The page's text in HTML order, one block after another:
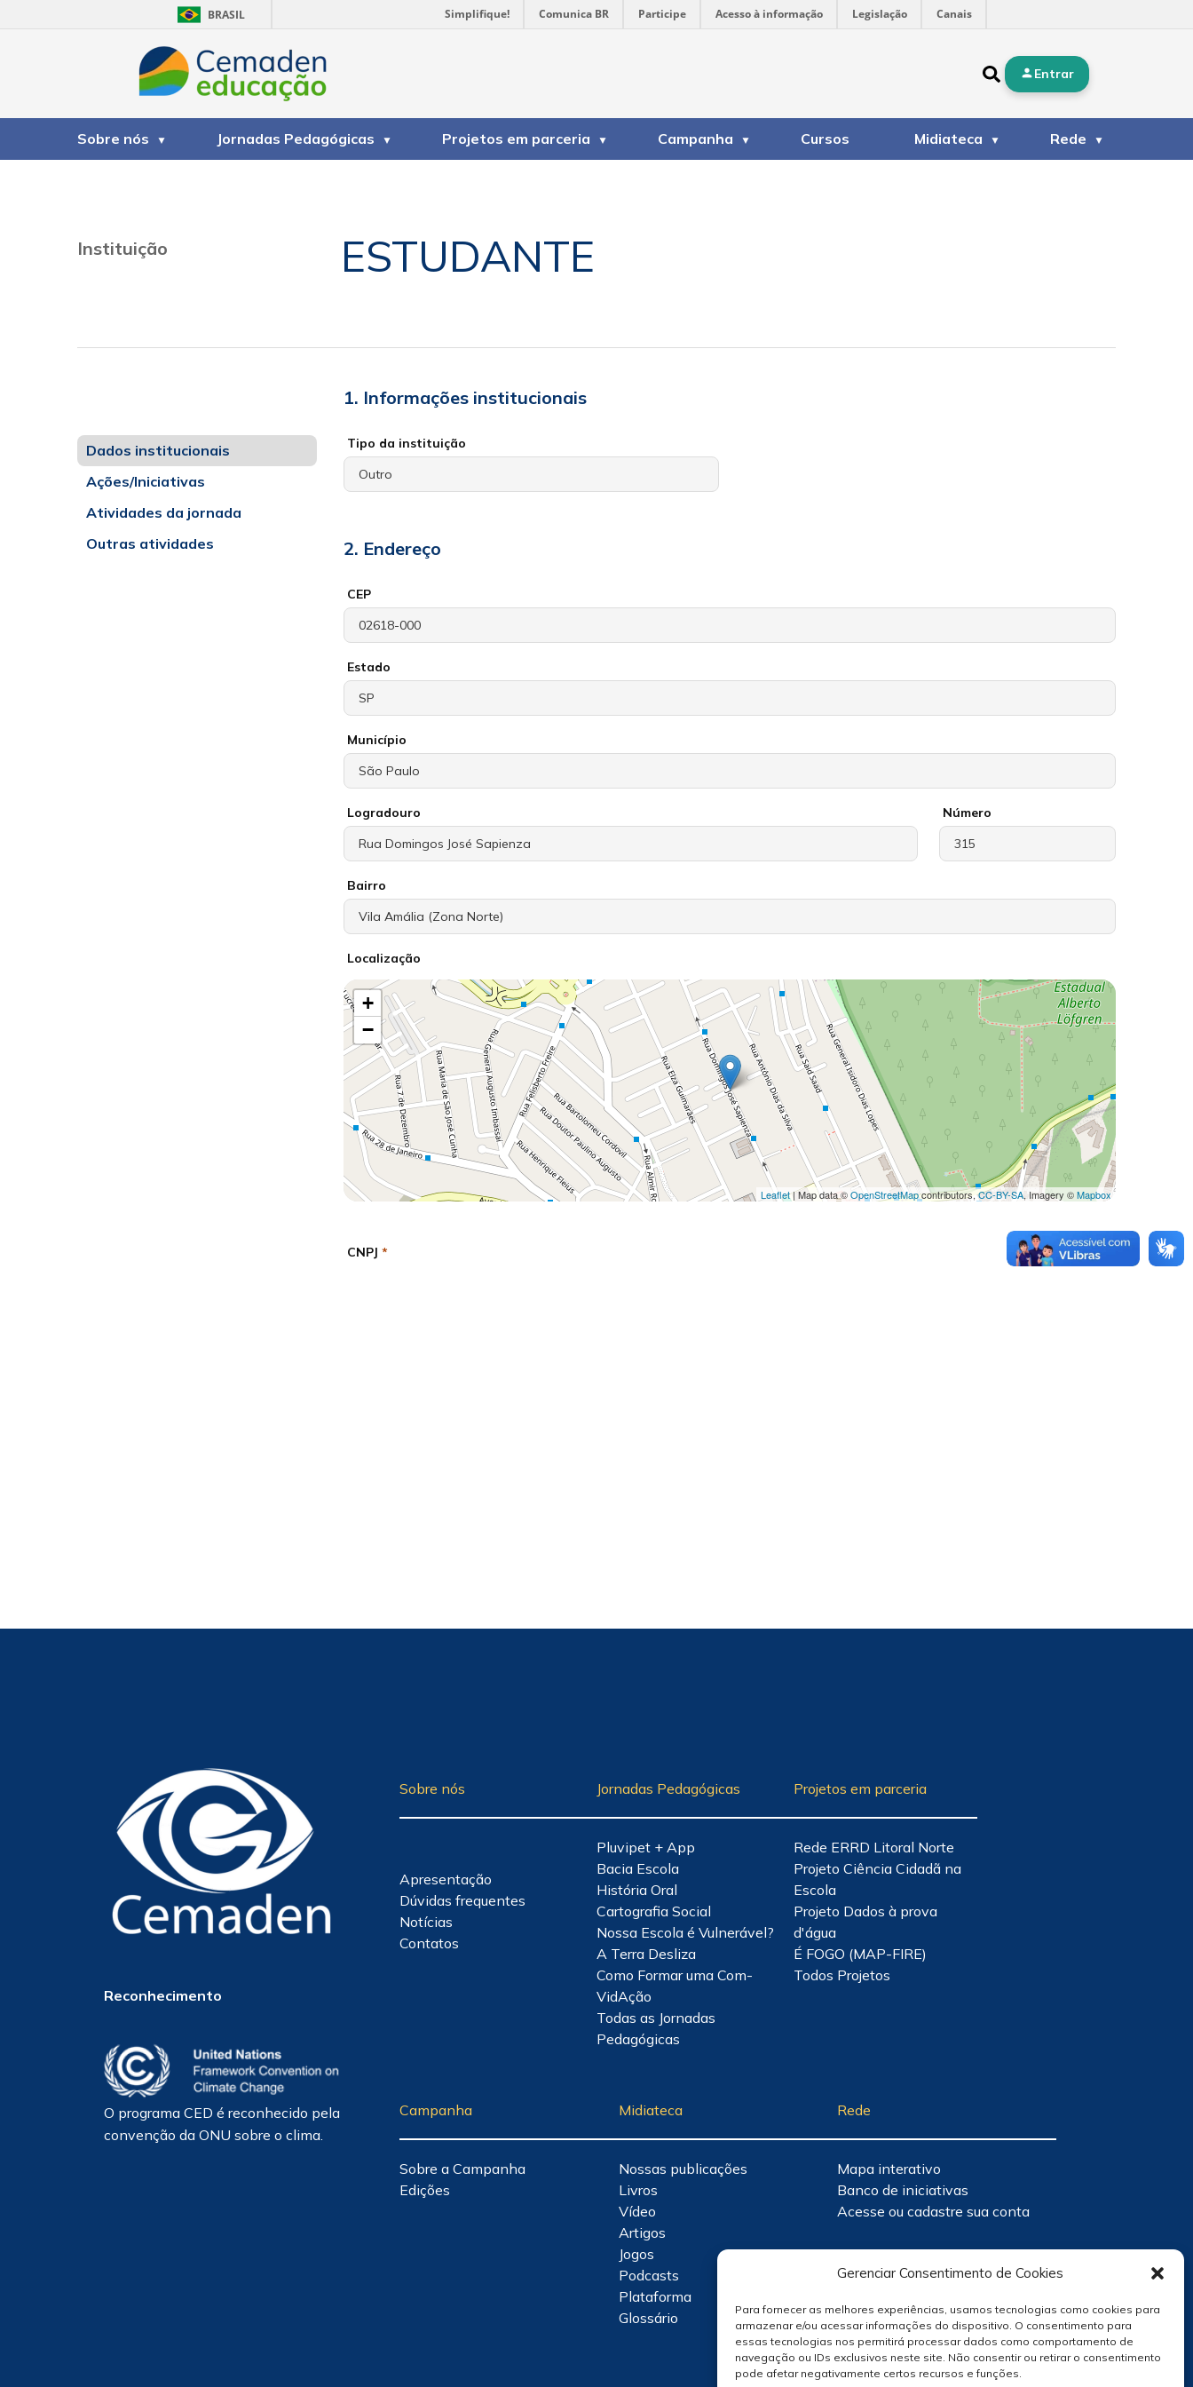
Gerenciar Consentimento de Cookies
Para fornecer as melhores experiências, usamos tecnologias como cookies para
armazenar e/ou acessar informações do dispositivo. O consentimento para
essas tecnologias nos permitirá processar dados como comportamento de
navegação ou IDs exclusivos neste site. Não consentir ou retirar o consentimento
pode afetar negativamente certos recursos e funções.
BRASIL Simplifique! Comunica BR Participe Acesso à informação Legislação Canais
Entrar
Sobre nós Jornadas Pedagógicas Projetos em parceria Campanha Cursos Midiateca Rede
Instituição ESTUDANTE
Dados institucionais
Ações/Iniciativas
Atividades da jornada
Outras atividades
1. Informações institucionais
Tipo da instituição
2. Endereço
CEP
Estado
Município
Logradouro Número
Bairro
Localização
+
−
Leaflet| Map data ©OpenStreetMapcontributors,CC-BY-SA, Imagery ©Mapbox
CNPJ *
Reconhecimento
O programa CED é reconhecido pela
convenção da ONU sobre o clima.
Sobre nós
Apresentação
Dúvidas frequentes
Notícias
Contatos
Jornadas Pedagógicas
Pluvipet + App
Bacia Escola
História Oral
Cartografia Social
Nossa Escola é Vulnerável?
A Terra Desliza
Como Formar uma Com-
VidAção
Todas as Jornadas
Pedagógicas
Projetos em parceria
Rede ERRD Litoral Norte
Projeto Ciência Cidadã na
Escola
Projeto Dados à prova
d'água
É FOGO (MAP-FIRE)
Todos Projetos
Campanha
Sobre a Campanha
Edições
Midiateca
Nossas publicações
Livros
Vídeo
Artigos
Jogos
Podcasts
Plataforma
Glossário
Rede
Mapa interativo
Banco de iniciativas
Acesse ou cadastre sua conta